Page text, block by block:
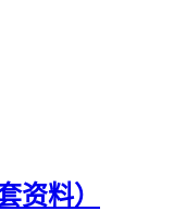
资料）